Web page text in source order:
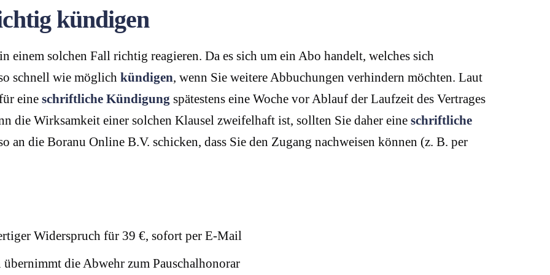
kündigen
einem solchen Fall richtig reagieren. Da es sich um ein Abo handelt, welches sich
schnell wie möglich kündigen, wenn Sie weitere Abbuchungen verhindern möchten. Laut
eine schriftliche Kündigung spätestens eine Woche vor Ablauf der Laufzeit des Vertrages
die Wirksamkeit einer solchen Klausel zweifelhaft ist, sollten Sie daher eine schriftliche
an die Boranu Online B.V. schicken, dass Sie den Zugang nachweisen können (z. B. per
Widerspruch für 39 €, sofort per E-Mail
die Abwehr zum Pauschalhonorar